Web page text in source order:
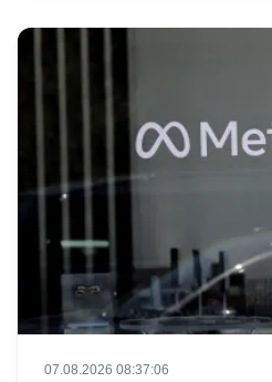
07.08.2026 08:37:06